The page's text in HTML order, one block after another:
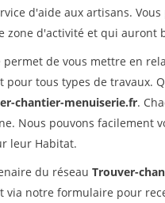
d'aide aux artisans.
zone d'activité et qui
de vous mettre en
pour tous types de travaux.
chantier-menuiserie.fr.
Nous pouvons facilement
leur Habitat.
du réseau Trouver-
via notre formulaire pour